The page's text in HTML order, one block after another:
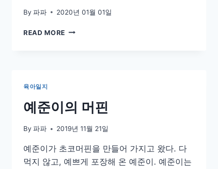
By 파파 2020년 01월 01일
READ MORE 2020
육아일지
예준이의 머핀
By 파파 2019년 11월 21일
예준이가 초코머핀을 만들어 가지고 왔다. 다
먹지 않고, 예쁘게 포장해 온 예준이. 예준이는